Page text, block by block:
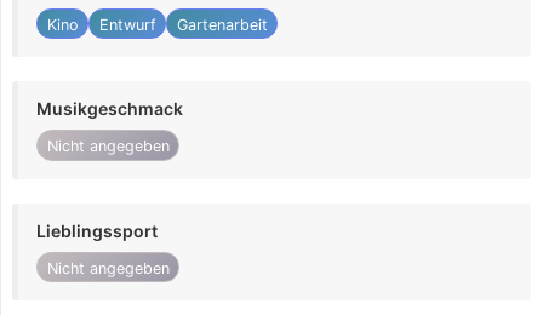
Kino Entwurf Gartenarbeit
Musikgeschmack
Nicht angegeben
Lieblingssport
Nicht angegeben